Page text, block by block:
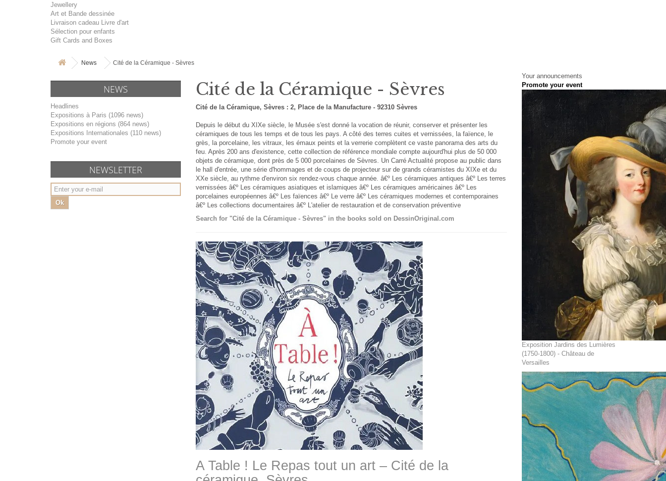
Jewellery
Art et Bande dessinée
Livraison cadeau Livre d'art
Sélection pour enfants
Gift Cards and Boxes
News Cité de la Céramique - Sèvres
NEWS
Headlines
Expositions à Paris (1096 news)
Expositions en régions (864 news)
Expositions Internationales (110 news)
Promote your event
NEWSLETTER
Ok
Cité de la Céramique - Sèvres
Cité de la Céramique, Sèvres : 2, Place de la Manufacture - 92310 Sèvres
Depuis le début du XIXe siècle, le Musée s'est donné la vocation de réunir, conserver et présenter les
céramiques de tous les temps et de tous les pays. A côté des terres cuites et vernissées, la faïence, le
grès, la porcelaine, les vitraux, les émaux peints et la verrerie complètent ce vaste panorama des arts du
feu. Après 200 ans d'existence, cette collection de référence mondiale compte aujourd'hui plus de 50 000
objets de céramique, dont près de 5 000 porcelaines de Sèvres. Un Carré Actualité propose au public dans
le hall d'entrée, une série d'hommages et de coups de projecteur sur de grands céramistes du XIXe et du
XXe siècle, au rythme d'environ six rendez-vous chaque année. â€º Les céramiques antiques â€º Les terres
vernissées â€º Les céramiques asiatiques et islamiques â€º Les céramiques américaines â€º Les
porcelaines européennes â€º Les faïences â€º Le verre â€º Les céramiques modernes et contemporaines
â€º Les collections documentaires â€º L'atelier de restauration et de conservation préventive
Search for "Cité de la Céramique - Sèvres" in the books sold on DessinOriginal.com
A Table ! Le Repas tout un art – Cité de la
Your announcements
Promote your event
Exposition Jardins des Lumières
(1750-1800) - Château de
Versailles